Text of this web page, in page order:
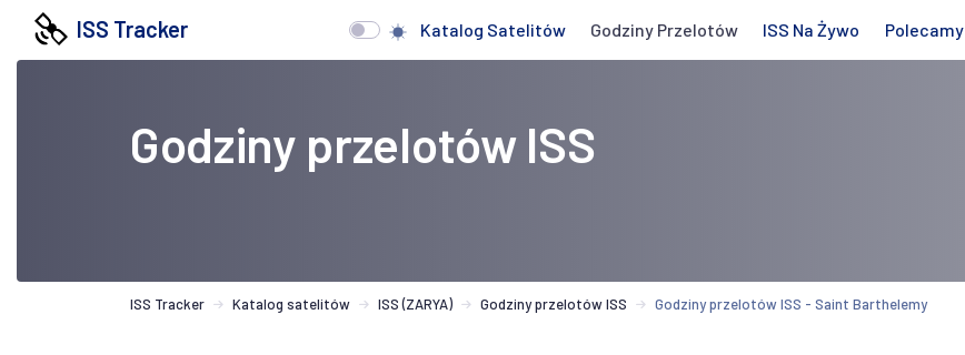
ISS Tracker Katalog Satelitów Godziny Przelotów ISS Na Żywo Polecamy
Godziny przelotów ISS
ISS Tracker Katalog satelitów ISS (ZARYA) Godziny przelotów ISS Godziny przelotów ISS - Saint Barthelemy